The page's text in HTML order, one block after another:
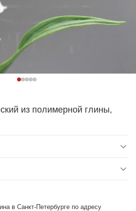
из полимерной глины,
в Санкт-Петербурге по адресу